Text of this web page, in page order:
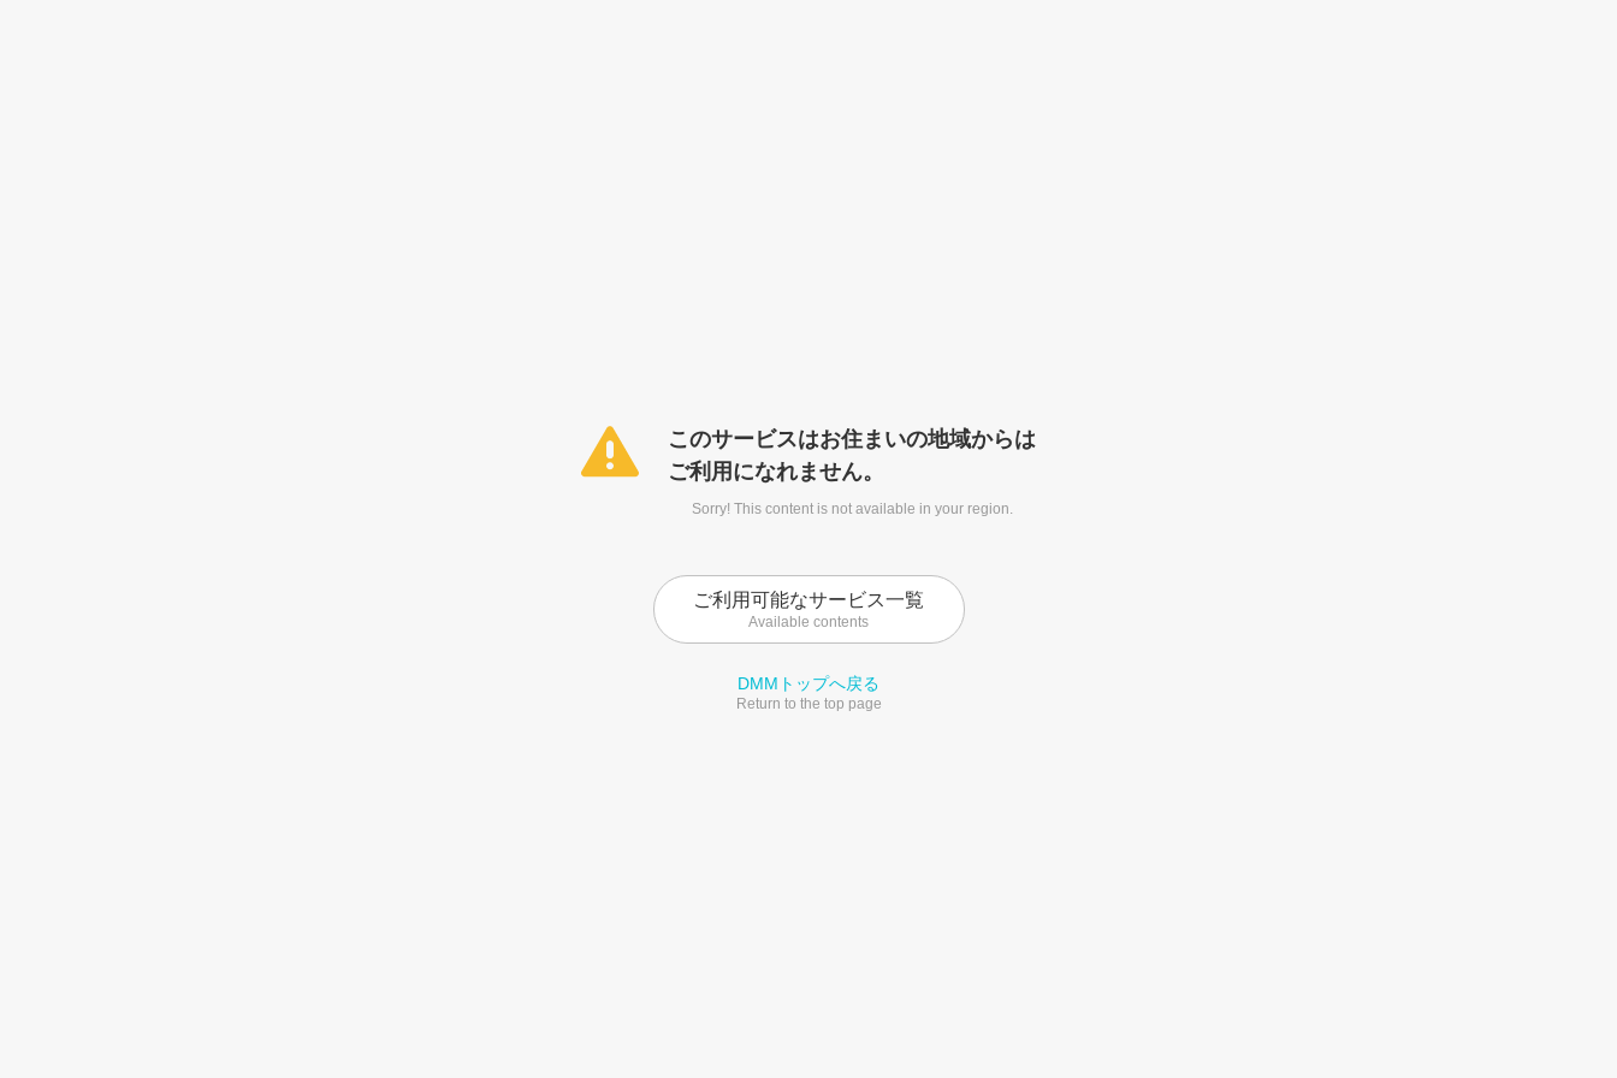
このサービスはお住まいの地域からは
ご利用になれません。
Sorry! This content is not available in your region.
ご利用可能なサービス一覧
Available contents
DMMトップへ戻る
Return to the top page